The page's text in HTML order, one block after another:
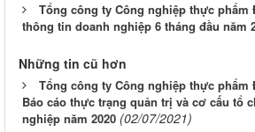
Tổng công ty Công nghiệp thực phẩm
thông tin doanh nghiệp 6 tháng đầu năm
Những tin cũ hơn
Tổng công ty Công nghiệp thực phẩm
Báo cáo thực trạng quản trị và cơ cấu tổ
nghiệp năm 2020 (02/07/2021)